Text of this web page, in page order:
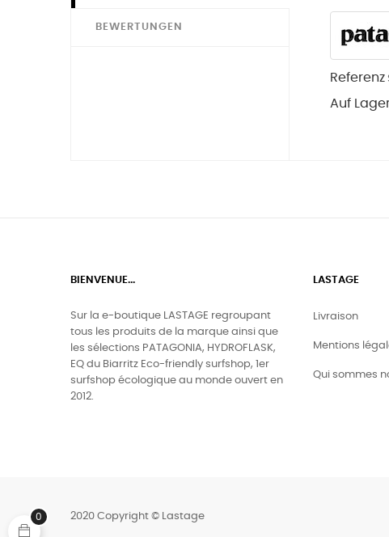
BEWERTUNGEN
Referenz
Auf
BIENVENUE...
Sur la e-boutique LASTAGE regroupant
tous les produits de la marque ainsi que
les sélections PATAGONIA, HYDROFLASK,
EQ du Biarritz Eco-friendly surfshop, 1er
surfshop écologique au monde ouvert en
2012.
LASTAGE
Livraison
Mentions
Qui sommes
2020 Copyright © Lastage
0